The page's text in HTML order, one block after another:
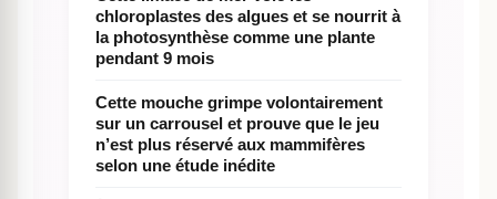
chloroplastes des algues et se nourrit à
la photosynthèse comme une plante
pendant 9 mois
Cette mouche grimpe volontairement
sur un carrousel et prouve que le jeu
n’est plus réservé aux mammifères
selon une étude inédite